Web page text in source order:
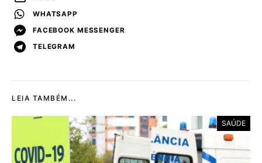
WHATSAPP
FACEBOOK MESSENGER
TELEGRAM
LEIA TAMBÉM...
SAÚDE